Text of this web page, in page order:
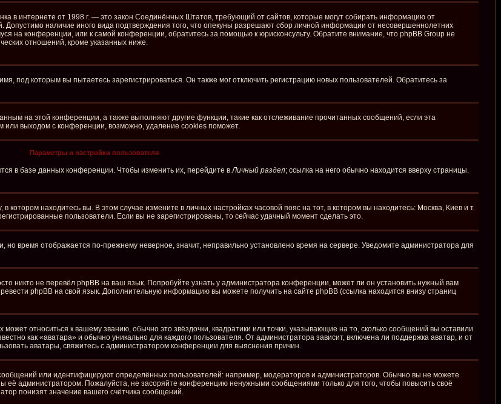
в интернете от 1998 г. — это закон Соединённых Штатов, требующий от сайтов, которые могут собирать информацию от
наличие иного вида подтверждения того, что опекуны разрешают сбор личной информации от несовершеннолетних
на конференции, или к самой конференции, обратитесь за помощью к юрисконсульту. Обратите внимание, что phpBB Group не
отношений, кроме указанных ниже.
под которым вы пытаетесь зарегистрироваться. Он также мог отключить регистрацию новых пользователей. Обратитесь за
на этой конференции, а также выполняют другие функции, такие как отслеживание прочитанных сообщений, если эта
или выходом с конференции, возможно, удаление cookies поможет.
Параметры и настройки пользователя
в базе данных конференции. Чтобы изменить их, перейдите вЛичный раздел; ссылка на него обычно находится вверху страницы.
котором находитесь вы. В этом случае измените в личных настройках часовой пояс на тот, в котором вы находитесь: Москва, Киев и т.
пользователи. Если вы не зарегистрированы, то сейчас удачный момент сделать это.
но время отображается по-прежнему неверное, значит, неправильно установлено время на сервере. Уведомите администратора для
никто не перевёл phpBB на ваш язык. Попробуйте узнать у администратора конференции, может ли он установить нужный вам
phpBB на свой язык. Дополнительную информацию вы можете получить на сайте phpBB (ссылка находится внизу страниц
относиться к вашему званию, обычно это звёздочки, квадратики или точки, указывающие на то, сколько сообщений вы оставили
как «аватара» и обычно уникально для каждого пользователя. От администратора зависит, включена ли поддержка аватар, и от
аватары, свяжитесь с администратором конференции для выяснения причин.
или идентифицируют определённых пользователей: например, модераторов и администраторов. Обычно вы не можете
её администратором. Пожалуйста, не засоряйте конференцию ненужными сообщениями только для того, чтобы повысить своё
понизят значение вашего счётчика сообщений.